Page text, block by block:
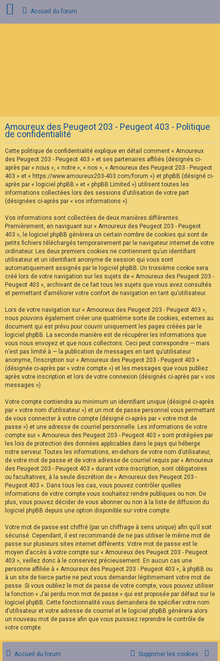
I
n
s
c
r
i
p
t
i
o
n
F
A
Q
Accueil du forum
Amoureux des Peugeot 203 - Peugeot 403 - Politique
de confidentialité
Cette politique de confidentialité explique en détail comment « Amoureux
des Peugeot 203 - Peugeot 403 » et ses partenaires affiliés (désignés ci-
après par « nous », « notre », « nos », « Amoureux des Peugeot 203 - Peugeot
403 » et « https://www.amoureux203-403.com/forum ») et phpBB (désigné ci-
après par « logiciel phpBB » et « phpBB Limited ») utilisent toutes les
informations collectées lors des sessions d’utilisation de votre part
(désignées ci-après par « vos informations »).
Vos informations sont collectées de deux manières différentes.
Premièrement, en naviguant sur « Amoureux des Peugeot 203 - Peugeot
403 », le logiciel phpBB génèrera un certain nombre de cookies qui sont de
petits fichiers téléchargés temporairement par le navigateur internet de votre
ordinateur. Les deux premiers cookies ne contiennent qu’un identifiant
utilisateur et un identifiant anonyme de session qui vous sont
automatiquement assignés par le logiciel phpBB. Un troisième cookie sera
créé lors de votre navigation sur les sujets de « Amoureux des Peugeot 203 -
Peugeot 403 », archivant de ce fait tous les sujets que vous avez consultés
et permettant d’améliorer votre confort de navigation en tant qu’utilisateur.
Lors de votre navigation sur « Amoureux des Peugeot 203 - Peugeot 403 »,
nous pouvons également créer une quatrième sorte de cookies, externes au
document qui est prévu pour couvrir uniquement les pages créées par le
logiciel phpBB. La seconde manière est de récupérer les informations que
vous nous envoyez et que nous collectons. Ceci peut correspondre — mais
n’est pas limité à — la publication de messages en tant qu’utilisateur
anonyme, l’inscription sur « Amoureux des Peugeot 203 - Peugeot 403 »
(désignée ci-après par « votre compte ») et les messages que vous publiez
après votre inscription et lors de votre connexion (désignés ci-après par « vos
messages »).
Votre compte contiendra au minimum un identifiant unique (désigné ci-après
par « votre nom d’utilisateur ») et un mot de passe personnel vous permettant
de vous connecter à votre compte (désigné ci-après par « votre mot de
passe ») et une adresse de courriel personnelle. Les informations de votre
compte sur « Amoureux des Peugeot 203 - Peugeot 403 » sont protégées par
les lois de protection des données applicables dans le pays qui héberge
notre serveur. Toutes les informations, en-dehors de votre nom d’utilisateur,
de votre mot de passe et de votre adresse de courriel requis par « Amoureux
des Peugeot 203 - Peugeot 403 » durant votre inscription, sont obligatoires
ou facultatives, à la seule discrétion de « Amoureux des Peugeot 203 -
Peugeot 403 ». Dans tous les cas, vous pouvez contrôler quelles
informations de votre compte vous souhaitez rendre publiques ou non. De
plus, vous pouvez décider de vous abonner ou non à la liste de diffusion du
logiciel phpBB depuis une option disponible sur votre compte.
Votre mot de passe est chiffré (par un chiffrage à sens unique) afin qu’il soit
sécurisé. Cependant, il est recommandé de ne pas utiliser le même mot de
passe sur plusieurs sites internet différents. Votre mot de passe est le
moyen d’accès à votre compte sur « Amoureux des Peugeot 203 - Peugeot
403 », veillez donc à le conservez précieusement. En aucun cas une
personne affiliée à « Amoureux des Peugeot 203 - Peugeot 403 », à phpBB ou
à un site de tierce partie ne peut vous demander légitimement votre mot de
passe. Si vous oubliez le mot de passe de votre compte, vous pouvez utiliser
la fonction « J’ai perdu mon mot de passe » qui est proposée par défaut sur le
logiciel phpBB. Cette fonctionnalité vous demandera de spécifier votre nom
d’utilisateur et votre adresse de courriel et le logiciel phpBB générera alors
un nouveau mot de passe afin que vous puissiez reprendre le contrôle de
votre compte.
Accueil du forum Supprimer les cookies